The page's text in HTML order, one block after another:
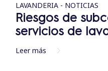
LAVANDERIA - NOTICIAS
Riesgos de
servicios de
Leer más